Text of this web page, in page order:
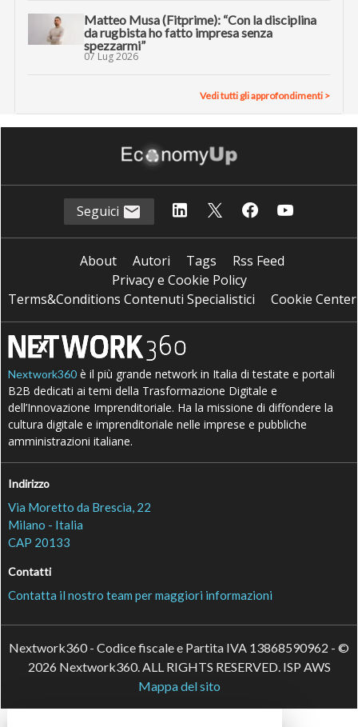
Matteo Musa (Fitprime): “Con la disciplina
da rugbista ho fatto impresa senza
spezzarmi”
07 Lug 2026
Vedi tutti gli approfondimenti >
Seguici
About Autori Tags
Rss Feed
Privacy e Cookie Policy
Terms&Conditions Contenuti Specialistici
Cookie Center
Nextwork360 è il più grande network in Italia di testate e portali
B2B dedicati ai temi della Trasformazione Digitale e
dell’Innovazione Imprenditoriale. Ha la missione di diffondere la
cultura digitale e imprenditoriale nelle imprese e pubbliche
amministrazioni italiane.
Indirizzo
Via Moretto da Brescia, 22
Milano - Italia
CAP 20133
Contatti
Contatta il nostro team per maggiori informazioni
Nextwork360 - Codice fiscale e Partita IVA 13868590962 - ©
2026 Nextwork360. ALL RIGHTS RESERVED. ISP AWS
Mappa del sito